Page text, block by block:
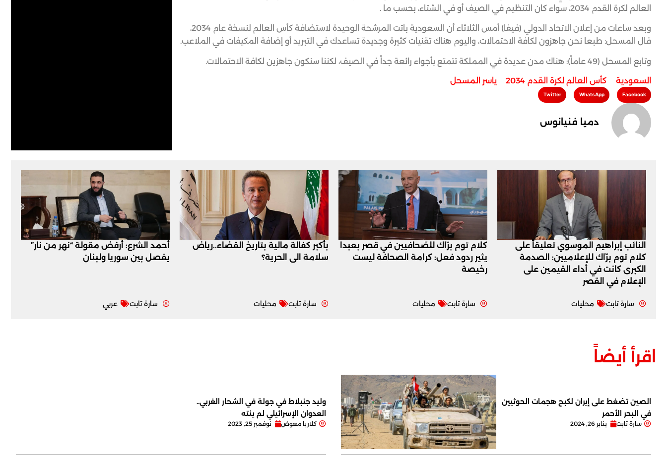
العالم لكرة القدم 2034، سواء كان التنظيم في الصيف أو في الشتاء، بحسب ما .
وبعد ساعات من إعلان الاتحاد الدولي (فيفا) أمس الثلاثاء أن السعودية باتت المرشحة الوحيدة لاستضافة كأس العالم لنسخة عام 2034،
قال المسحل: طبعاً نحن جاهزون لكافة الاحتمالات، واليوم هناك تقنيات كثيرة وجديدة تساعدك في التبريد أو إضافة المكيفات في الملاعب.
وتابع المسحل (49 عاماً): هناك مدن عديدة في المملكة تتمتع بأجواء رائعة جداً في الصيف، لكننا سنكون جاهزين لكافة الاحتمالات.
السعودية كأس العالم لكرة القدم 2034 ياسر المسحل
Facebook
WhatsApp
Twitter
دميا فنيانوس
النائب إبراهيم الموسوي تعليقاً على
كلام توم برّاك للإعلاميين: الصدمة
الكبرى كانت في أداء القيمين على
‏الإعلام في القصر
سارة تابت محليات
كلام توم برّاك للصّحافيين في قصر بعبدا
يثير ردود فعل: كرامة الصحافة ليست
رخيصة
سارة تابت محليات
بأكبر كفالة مالية بتاريخ القضاء..رياض
سلامة الى الحرية؟
سارة تابت محليات
أحمد الشرع: أرفض مقولة “نهر من نار”
يفصل بين سوريا ولبنان
سارة تابت عربي
اقرأ أيضاً
الصين تضغط على إيران لكبح هجمات الحوثيين
في البحر الأحمر
سارة تابت يناير 26, 2024
وليد جنبلاط في جولة في الشحار الغربي..
العدوان الإسرائيلي لم ينته
كلاريا معوض نوفمبر 25, 2023